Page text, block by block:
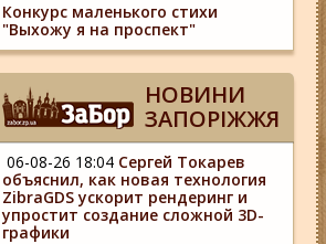
Конкурс маленького стихи
"Выхожу я на проспект"
НОВИНИ
ЗАПОРІЖЖЯ
06-08-26 18:04 Сергей Токарев
объяснил, как новая технология
ZibraGDS ускорит рендеринг и
упростит создание сложной 3D-
графики